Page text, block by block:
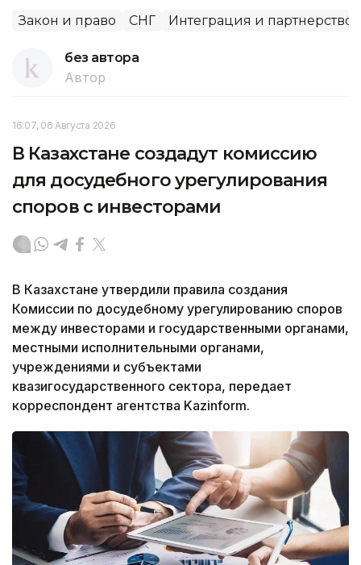
Закон и право СНГ Интеграция и партнерство
без автора
Автор
16:07, 06 Августа 2026
В Казахстане создадут комиссию
для досудебного урегулирования
споров с инвесторами
В Казахстане утвердили правила создания
Комиссии по досудебному урегулированию споров
между инвесторами и государственными органами,
местными исполнительными органами,
учреждениями и субъектами
квазигосударственного сектора, передает
корреспондент агентства Kazinform.